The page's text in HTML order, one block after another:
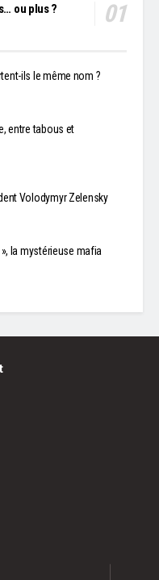
ou plus ?
ils le même nom ?
entre tabous et
Volodymyr Zelensky
», la mystérieuse mafia